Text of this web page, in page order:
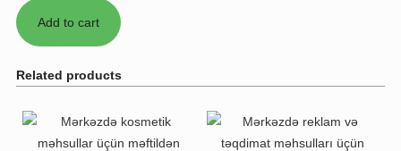
Related products